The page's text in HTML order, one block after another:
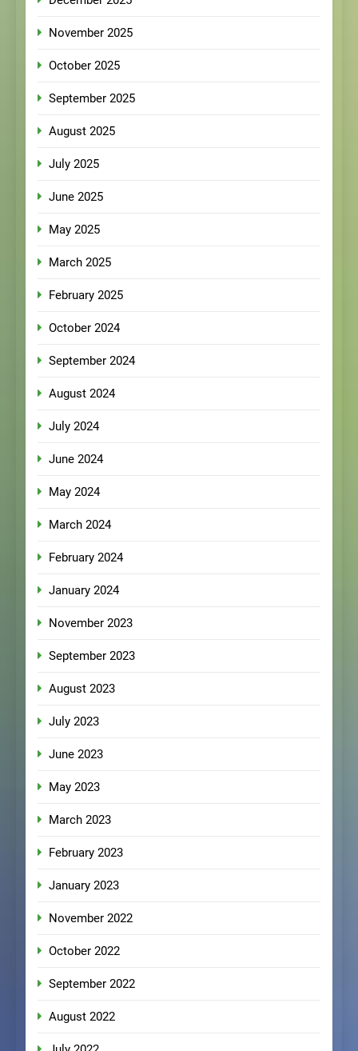
November 2025
October 2025
September 2025
August 2025
July 2025
June 2025
May 2025
March 2025
February 2025
October 2024
September 2024
August 2024
July 2024
June 2024
May 2024
March 2024
February 2024
January 2024
November 2023
September 2023
August 2023
July 2023
June 2023
May 2023
March 2023
February 2023
January 2023
November 2022
October 2022
September 2022
August 2022